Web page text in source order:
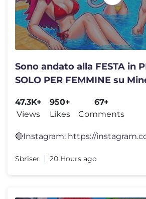
Sono andato alla FESTA in
SOLO PER FEMMINE su
47.3K+
Views
950+
Likes
67+
Comments
Sbriser 20 Hours ago